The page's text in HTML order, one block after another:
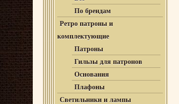
По брендам
Ретро патроны и
комплектующие
Патроны
Гильзы для патронов
Основания
Плафоны
Светильники и лампы